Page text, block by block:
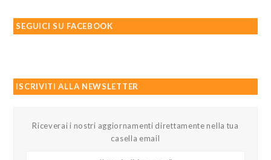
SEGUICI SU FACEBOOK
ISCRIVITI ALLA NEWSLETTER
Riceverai i nostri aggiornamenti direttamente nella tua
casella email